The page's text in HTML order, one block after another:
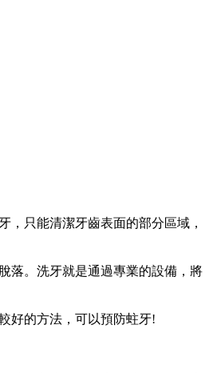
只能清潔牙齒表面的部分區域，
落。洗牙就是通過專業的設備，將
好的方法，可以預防蛀牙!